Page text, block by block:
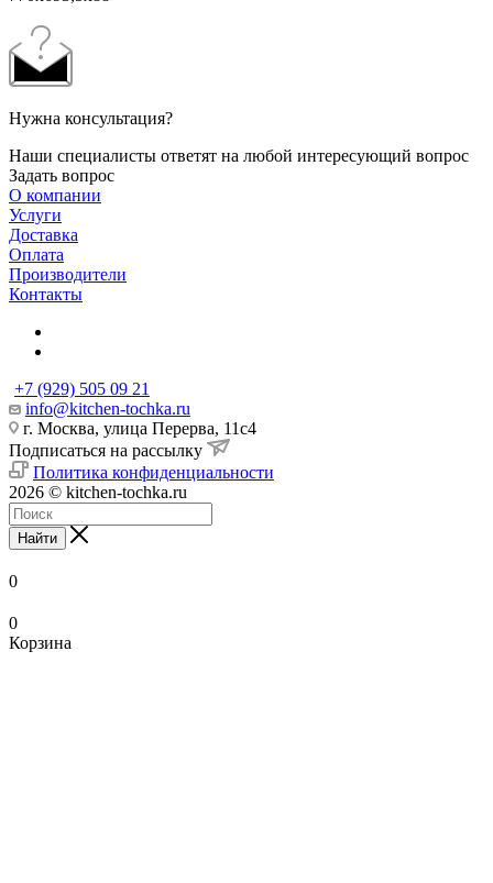
Нужна консультация?
Наши специалисты ответят на любой интересующий вопрос
Задать вопрос
О компании
Услуги
Доставка
Оплата
Производители
Контакты
+7 (929) 505 09 21
info@kitchen-tochka.ru
г. Москва, улица Перерва, 11с4
Подписаться на рассылку
Политика конфиденциальности
2026 © kitchen-tochka.ru
Найти
0
0
Корзина